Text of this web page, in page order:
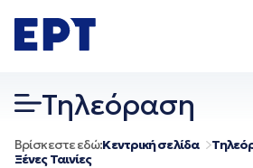
σε
περιεχόμενο
Τηλεόραση
Βρίσκεστε εδώ:Κεντρική σελίδα
Ξένες Ταινίες